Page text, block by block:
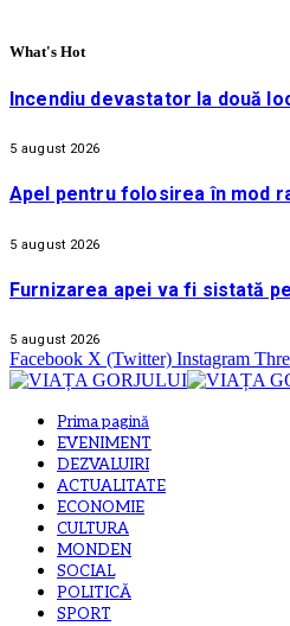
What's Hot
Incendiu devastator la două
5 august 2026
Apel pentru folosirea în mod
5 august 2026
Furnizarea apei va fi sistată
5 august 2026
Facebook X (Twitter) Instagram
Prima pagină
EVENIMENT
DEZVALUIRI
ACTUALITATE
ECONOMIE
CULTURA
MONDEN
SOCIAL
POLITICĂ
SPORT